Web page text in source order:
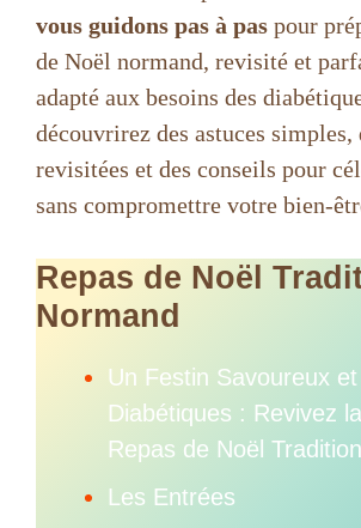
vous guidons pas à pas pour
de Noël normand, revisité et
adapté aux besoins des
découvrirez des astuces simples,
revisitées et des conseils pour
sans compromettre votre bien-
Repas de Noël
Normand
Un Festin Savoureux
Diabétiques : Revivez
Repas de Noël
Les Entrées